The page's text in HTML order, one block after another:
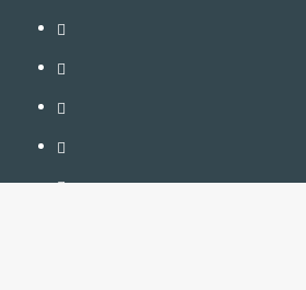
หน้า
แรก
สมัคร
สมาชิก
เติม
เงิน
อัพเกรด
เข้า
สู่
วิธี